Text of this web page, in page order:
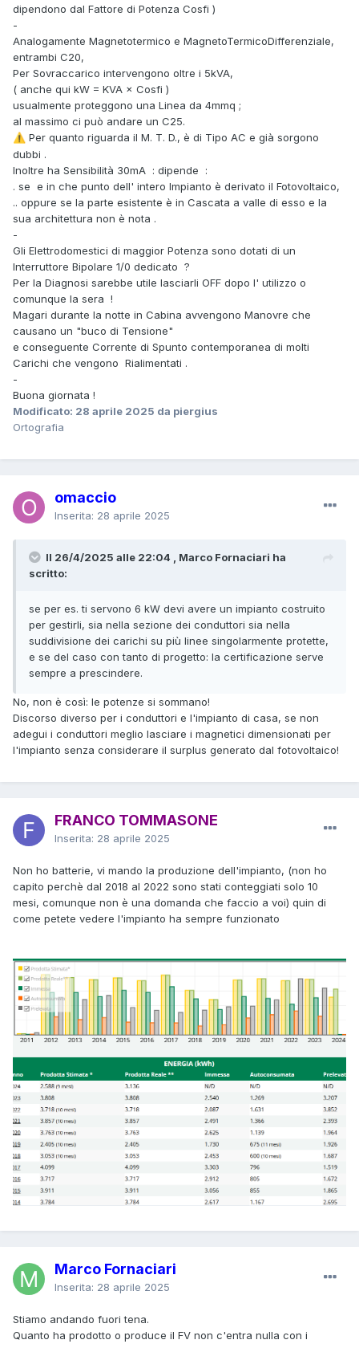
dipendono dal Fattore di Potenza Cosfi )
-
Analogamente Magnetotermico e MagnetoTermicoDifferenziale,
entrambi C20,
Per Sovraccarico intervengono oltre i 5kVA,
( anche qui kW = KVA × Cosfi )
usualmente proteggono una Linea da 4mmq ;
al massimo ci può andare un C25.
⚠️ Per quanto riguarda il M. T. D., è di Tipo AC e già sorgono
dubbi .
Inoltre ha Sensibilità 30mA : dipende :
. se e in che punto dell' intero Impianto è derivato il Fotovoltaico,
.. oppure se la parte esistente è in Cascata a valle di esso e la
sua architettura non è nota .
-
Gli Elettrodomestici di maggior Potenza sono dotati di un
Interruttore Bipolare 1/0 dedicato ?
Per la Diagnosi sarebbe utile lasciarli OFF dopo l' utilizzo o
comunque la sera !
Magari durante la notte in Cabina avvengono Manovre che
causano un "buco di Tensione"
e conseguente Corrente di Spunto contemporanea di molti
Carichi che vengono Rialimentati .
-
Buona giornata !
Modificato: 28 aprile 2025 da piergius
Ortografia
omaccio
Inserita: 28 aprile 2025
Il 26/4/2025 alle 22:04 , Marco Fornaciari ha
scritto:
se per es. ti servono 6 kW devi avere un impianto costruito
per gestirli, sia nella sezione dei conduttori sia nella
suddivisione dei carichi su più linee singolarmente protette,
e se del caso con tanto di progetto: la certificazione serve
sempre a prescindere.
No, non è così: le potenze si sommano!
Discorso diverso per i conduttori e l'impianto di casa, se non
adegui i conduttori meglio lasciare i magnetici dimensionati per
l'impianto senza considerare il surplus generato dal fotovoltaico!
FRANCO TOMMASONE
Inserita: 28 aprile 2025
Non ho batterie, vi mando la produzione dell'impianto, (non ho
capito perchè dal 2018 al 2022 sono stati conteggiati solo 10
mesi, comunque non è una domanda che faccio a voi) quin di
come petete vedere l'impianto ha sempre funzionato
Marco Fornaciari
Inserita: 28 aprile 2025
Stiamo andando fuori tena.
Quanto ha prodotto o produce il FV non c'entra nulla con i